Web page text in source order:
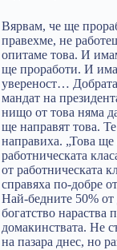
Вярвам, че ще
правехме, не
опитаме това. И
ще проработи. И
увереност…
мандат на
нищо от това няма
ще направят това.
направиха. „Това
работническата
от работническата
справяха по-добре
Най-бедните 50%
богатство нараства
домакинствата. Не
на пазара днес, но